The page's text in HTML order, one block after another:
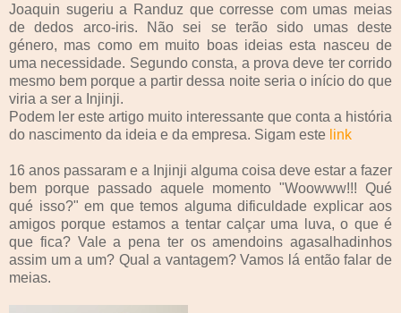
Joaquin sugeriu a Randuz que corresse com umas meias
de dedos arco-iris. Não sei se terão sido umas deste
género, mas como em muito boas ideias esta nasceu de
uma necessidade. Segundo consta, a prova deve ter corrido
mesmo bem porque a partir dessa noite seria o início do que
viria a ser a Injinji.
Podem ler este artigo muito interessante que conta a história
do nascimento da ideia e da empresa. Sigam este link
16 anos passaram e a Injinji alguma coisa deve estar a fazer
bem porque passado aquele momento "Woowww!!! Qué
qué isso?" em que temos alguma dificuldade explicar aos
amigos porque estamos a tentar calçar uma luva, o que é
que fica? Vale a pena ter os amendoins agasalhadinhos
assim um a um? Qual a vantagem? Vamos lá então falar de
meias.